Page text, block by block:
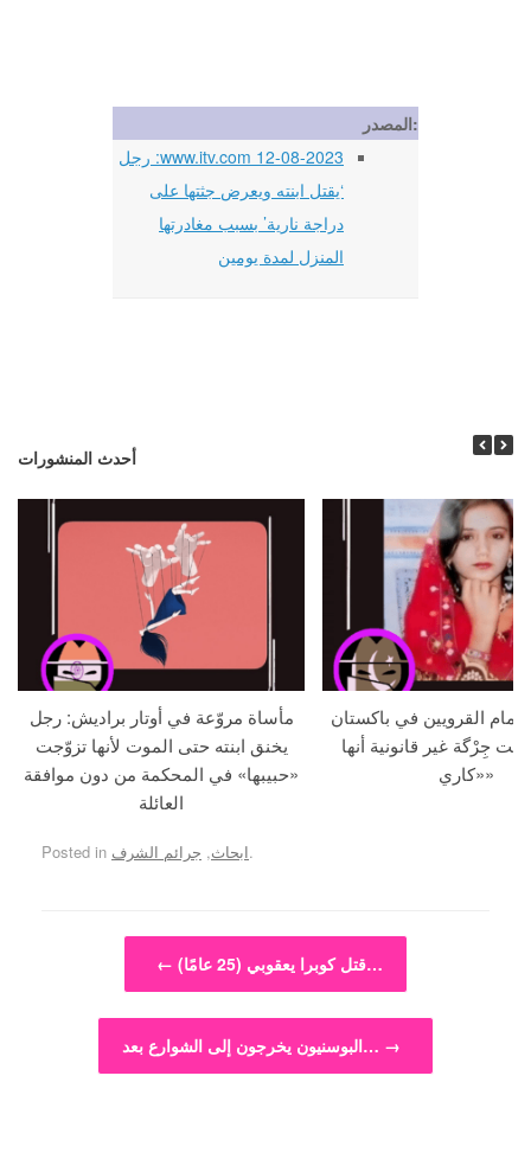
المصدر:
12-08-2023 www.itv.com: رجل
‘يقتل ابنته ويعرض جثتها على
دراجة نارية’ بسبب مغادرتها
المنزل لمدة يومين
أحدث المنشورات
مأساة مروّعة في أوتار براديش: رجل
يخنق ابنته حتى الموت لأنها تزوّجت
«حبيبها» في المحكمة من دون موافقة
العائلة
أمام القرويين في باكستان
جِرْگة غير قانونية أنها
«كاري»
Posted in ابحاث, جرائم الشرف .
Post navigation
← قتل كوبرا يعقوبي (25 عامًا)…
البوسنيون يخرجون إلى الشوارع بعد… →